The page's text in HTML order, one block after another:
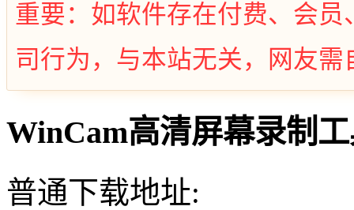
重要：如软件存在付费、会
司行为，与本站无关，网友需
WinCam高清屏幕录制
普通下载地址: